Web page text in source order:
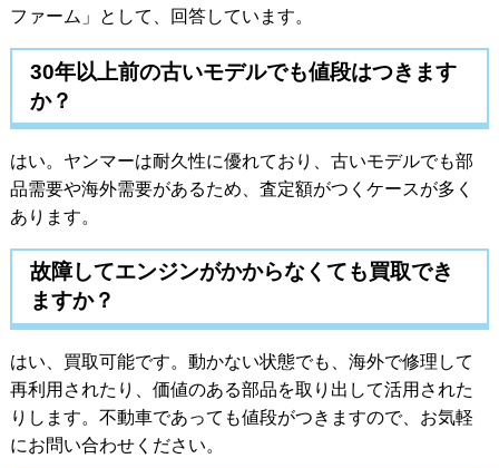
ファーム」として、回答しています。
30年以上前の古いモデルでも値段はつきます
か？
はい。ヤンマーは耐久性に優れており、古いモデルでも部
品需要や海外需要があるため、査定額がつくケースが多く
あります。
故障してエンジンがかからなくても買取でき
ますか？
はい、買取可能です。動かない状態でも、海外で修理して
再利用されたり、価値のある部品を取り出して活用された
りします。不動車であっても値段がつきますので、お気軽
にお問い合わせください。